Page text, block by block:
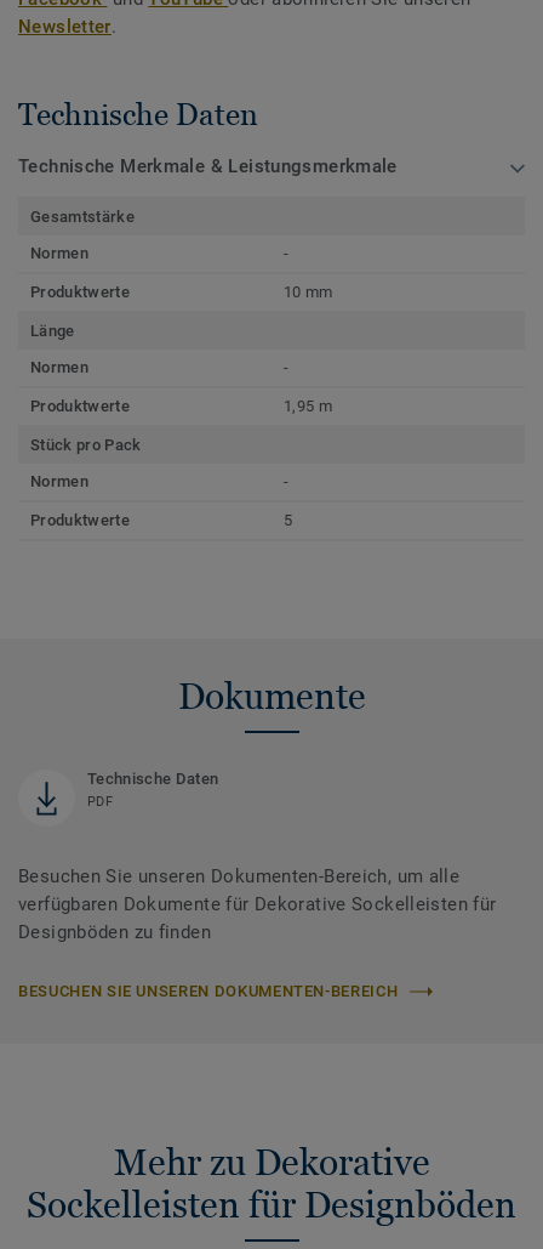
Newsletter.
Technische Daten
Technische Merkmale & Leistungsmerkmale
Gesamtstärke
Normen
-
Produktwerte 10 mm
Länge
Normen
-
Produktwerte 1,95 m
Stück pro Pack
Normen
-
Produktwerte 5
Dokumente
Technische Daten
PDF
Besuchen Sie unseren Dokumenten-Bereich, um alle
verfügbaren Dokumente für Dekorative Sockelleisten für
Designböden zu finden
BESUCHEN SIE UNSEREN DOKUMENTEN-BEREICH
Mehr zu Dekorative
Sockelleisten für Designböden